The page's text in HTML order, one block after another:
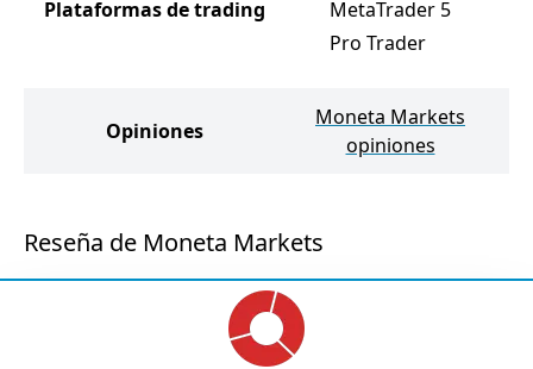
Plataformas de trading
MetaTrader 5
Pro Trader
Opiniones
Moneta Markets
opiniones
Reseña de Moneta Markets